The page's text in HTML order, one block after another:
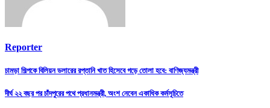
Reporter
Post
navigation
চামড়া শিল্পকে বিলিয়ন ডলারের রপ্তানি খাত হিসেবে গড়ে তোলা হবে: বাণিজ্যমন্ত্রী
দীর্ঘ ২২ বছর পর চাঁদপুরের পথে প্রধানমন্ত্রী, অংশ নেবেন একাধিক কর্মসূচিতে